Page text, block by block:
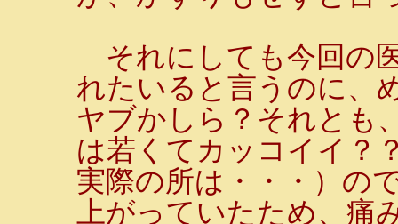
それにしても今回の
れたいると言うのに、
ヤブかしら？それとも
は若くてカッコイイ？
実際の所は・・・）の
上がっていたため、痛